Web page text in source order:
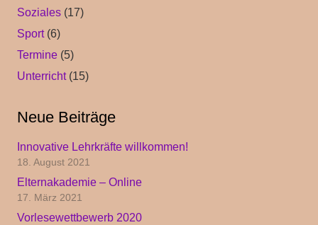
Soziales (17)
Sport(6)
Termine (5)
Unterricht(15)
Neue Beiträge
Innovative Lehrkräfte willkommen!
18. August 2021
Elternakademie – Online
17. März 2021
Vorlesewettbewerb 2020